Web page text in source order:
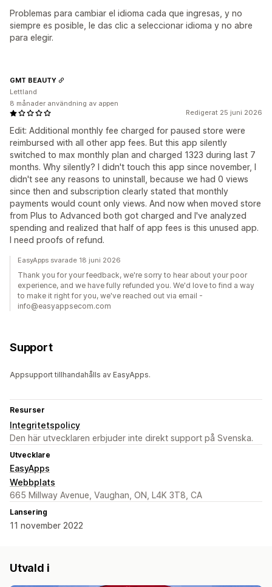
Problemas para cambiar el idioma cada que ingresas, y no
siempre es posible, le das clic a seleccionar idioma y no abre
para elegir.
Redigerat 25 juni 2026
Edit: Additional monthly fee charged for paused store were
reimbursed with all other app fees. But this app silently
switched to max monthly plan and charged 1323 during last 7
months. Why silently? I didn't touch this app since november, I
didn't see any reasons to uninstall, because we had 0 views
since then and subscription clearly stated that monthly
payments would count only views. And now when moved store
from Plus to Advanced both got charged and I've analyzed
spending and realized that half of app fees is this unused app.
I need proofs of refund.
GMT BEAUTY
Lettland
8 månader användning av appen
EasyApps svarade 18 juni 2026
Thank you for your feedback, we're sorry to hear about your poor
experience, and we have fully refunded you. We'd love to find a way
to make it right for you, we've reached out via email -
info@easyappsecom.com
Support
Appsupport tillhandahålls av EasyApps.
Resurser
Integritetspolicy
Den här utvecklaren erbjuder inte direkt support på Svenska.
Utvecklare
EasyApps
Webbplats
665 Millway Avenue, Vaughan, ON, L4K 3T8, CA
Lansering
11 november 2022
Utvald i